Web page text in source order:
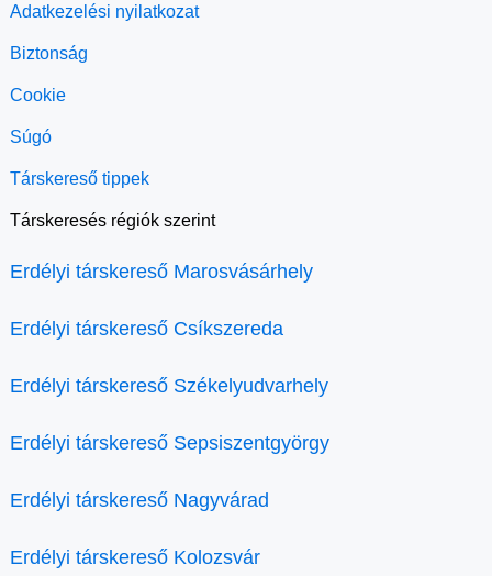
Adatkezelési nyilatkozat
Biztonság
Cookie
Súgó
Társkereső tippek
Társkeresés régiók szerint
Erdélyi társkereső Marosvásárhely
Erdélyi társkereső Csíkszereda
Erdélyi társkereső Székelyudvarhely
Erdélyi társkereső Sepsiszentgyörgy
Erdélyi társkereső Nagyvárad
Erdélyi társkereső Kolozsvár